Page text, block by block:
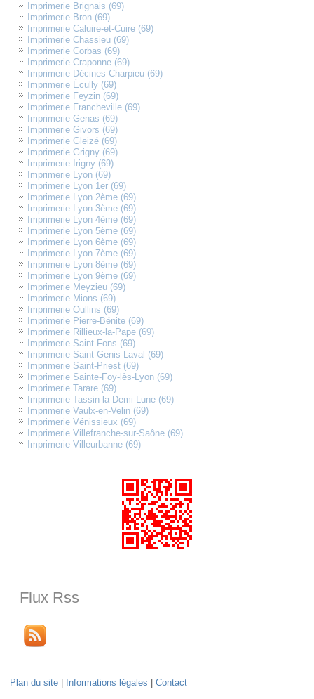
Imprimerie Brignais (69)
Imprimerie Bron (69)
Imprimerie Caluire-et-Cuire (69)
Imprimerie Chassieu (69)
Imprimerie Corbas (69)
Imprimerie Craponne (69)
Imprimerie Décines-Charpieu (69)
Imprimerie Écully (69)
Imprimerie Feyzin (69)
Imprimerie Francheville (69)
Imprimerie Genas (69)
Imprimerie Givors (69)
Imprimerie Gleizé (69)
Imprimerie Grigny (69)
Imprimerie Irigny (69)
Imprimerie Lyon (69)
Imprimerie Lyon 1er (69)
Imprimerie Lyon 2ème (69)
Imprimerie Lyon 3ème (69)
Imprimerie Lyon 4ème (69)
Imprimerie Lyon 5ème (69)
Imprimerie Lyon 6ème (69)
Imprimerie Lyon 7ème (69)
Imprimerie Lyon 8ème (69)
Imprimerie Lyon 9ème (69)
Imprimerie Meyzieu (69)
Imprimerie Mions (69)
Imprimerie Oullins (69)
Imprimerie Pierre-Bénite (69)
Imprimerie Rillieux-la-Pape (69)
Imprimerie Saint-Fons (69)
Imprimerie Saint-Genis-Laval (69)
Imprimerie Saint-Priest (69)
Imprimerie Sainte-Foy-lès-Lyon (69)
Imprimerie Tarare (69)
Imprimerie Tassin-la-Demi-Lune (69)
Imprimerie Vaulx-en-Velin (69)
Imprimerie Vénissieux (69)
Imprimerie Villefranche-sur-Saône (69)
Imprimerie Villeurbanne (69)
Flux Rss
Plan du site Informations légales |Contact